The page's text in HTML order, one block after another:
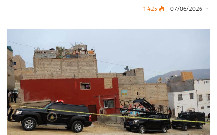
07/06/2026 1٬425